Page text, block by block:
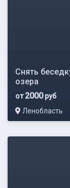
Снять
озера
от2000руб
Ленобласть